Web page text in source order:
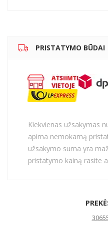
PRISTATYMO BŪDAI
Kiekvienas užsakymas
apima nemokamą
užsakymo suma yra
pristatymo kainą rasite